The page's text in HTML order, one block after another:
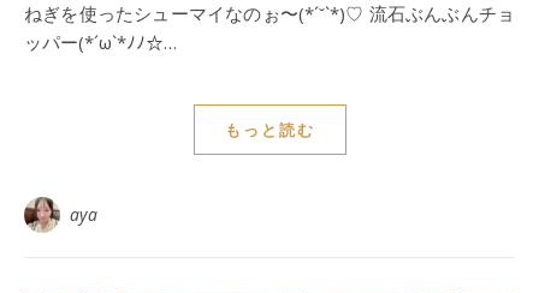
ねぎを使ったシューマイなのぉ〜(*´˘`*)♡ 流石ぶんぶんチョ
ッパー(*´ω`*ﾉﾉ☆…
もっと読む
aya